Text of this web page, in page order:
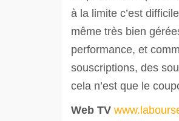
à la limite c’est
même très bien
performance, et
souscriptions, des
cela n’est que le
Web TV